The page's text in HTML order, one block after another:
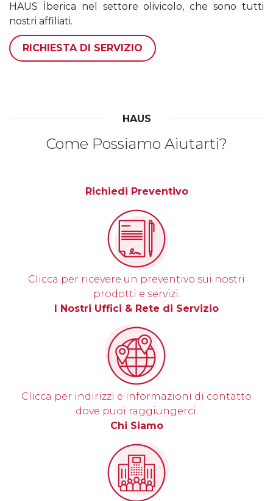
HAUS İberica nel settore olivicolo, che sono tutti
nostri affiliati.
RICHIESTA DI SERVIZIO
HAUS
Come Possiamo Aiutarti?
Richiedi Preventivo
Clicca per ricevere un preventivo sui nostri
prodotti e servizi.
I Nostri Uffici & Rete di Servizio
Clicca per indirizzi e informazioni di contatto
dove puoi raggiungerci.
Chi Siamo